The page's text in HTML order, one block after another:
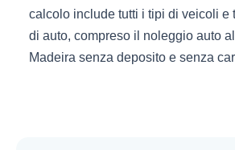
calcolo include tutti i tipi di veicoli e
di auto, compreso il noleggio auto
Madeira senza deposito e senza